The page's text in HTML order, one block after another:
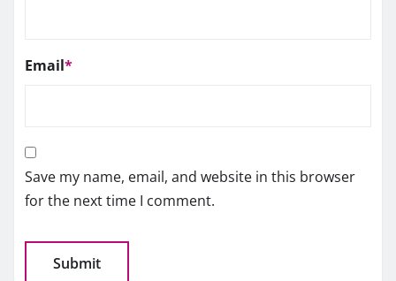
Email*
Save my name, email, and website in this browser
for the next time I comment.